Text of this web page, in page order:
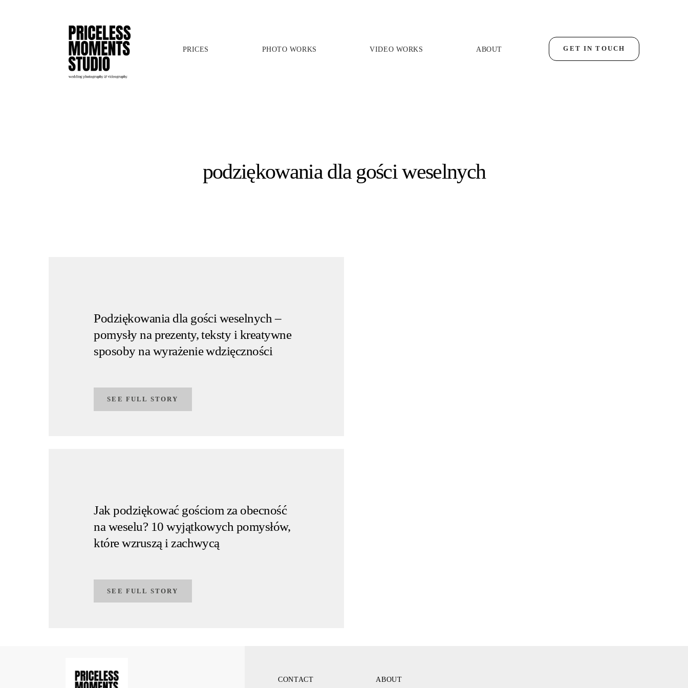
PRICES PHOTO WORKS VIDEO WORKS ABOUT GET IN TOUCH
podziękowania dla gości weselnych
Podziękowania dla gości weselnych –
pomysły na prezenty, teksty i kreatywne
sposoby na wyrażenie wdzięczności
SEE FULL STORY
Jak podziękować gościom za obecność
na weselu? 10 wyjątkowych pomysłów,
które wzruszą i zachwycą
SEE FULL STORY
ABOUT
CONTACT